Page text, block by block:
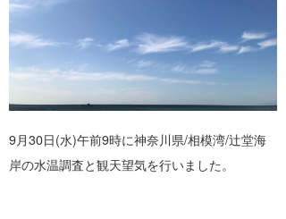
ニュース
会員メニュー
9月30日(水)午前9時に神奈川県/相模湾/辻堂海
岸の水温調査と観天望気を行いました。
banpaku
唐澤予報士
岡崎友子
一色ボート